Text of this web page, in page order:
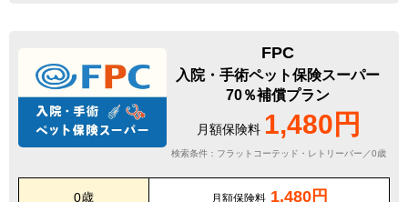
FPC
入院・手術ペット保険スーパー
70％補償プラン
月額保険料 1,480円
検索条件：フラットコーテッド・レトリーバー／0歳
0歳 月額保険料 1,480円